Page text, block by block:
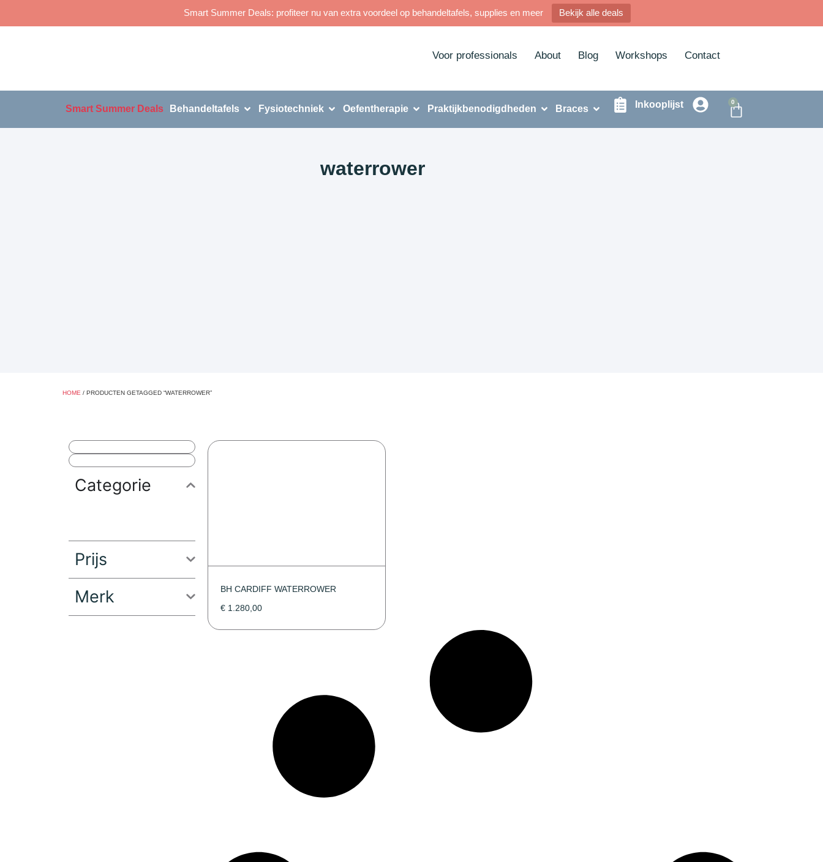
Smart Summer Deals: profiteer nu van extra voordeel op behandeltafels, supplies en meer Bekijk alle deals
Voor professionals About Blog Workshops Contact
Smart Summer Deals Behandeltafels Fysiotechniek Oefentherapie Praktijkbenodigdheden Braces Inkooplijst 0
waterrower
HOME / PRODUCTEN GETAGGED “WATERROWER”
Categorie
Prijs
Merk
BH CARDIFF WATERROWER
€ 1.280,00